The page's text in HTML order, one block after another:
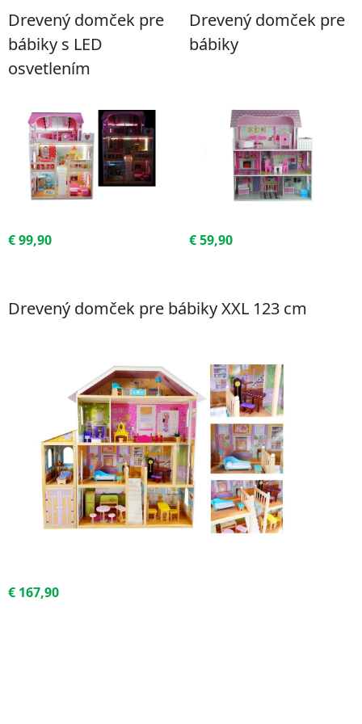
Drevený domček pre
bábiky s LED
osvetlením
€ 99,90
Drevený domček pre
bábiky
€ 59,90
Drevený domček pre bábiky XXL 123 cm
€ 167,90